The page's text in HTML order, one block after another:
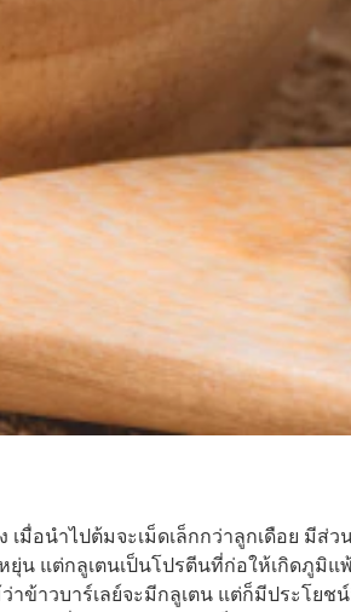
นำไปต้มจะเม็ดเล็กกว่าลูกเดือย มีส่วน
น แต่กลูเตนเป็นโปรตีนที่ก่อให้เกิดภูมิแ
าข้าวบาร์เลย์จะมีกลูเตน แต่ก็มีประโย